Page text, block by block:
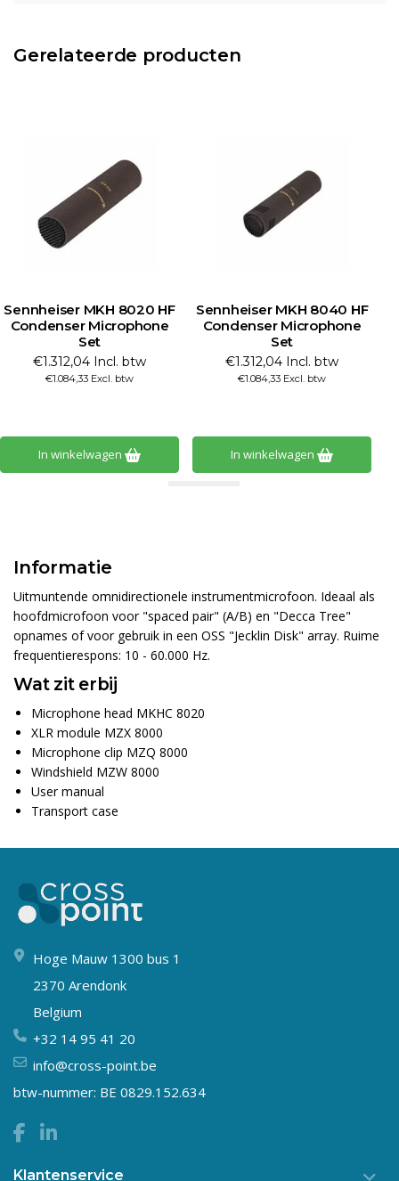
Gerelateerde producten
Sennheiser MKH 8020 HF
Condenser Microphone
Set
€1.312,04 Incl. btw
€1.084,33 Excl. btw
In winkelwagen
Sennheiser MKH 8040 HF
Condenser Microphone
Set
€1.312,04 Incl. btw
€1.084,33 Excl. btw
In winkelwagen
Informatie
Uitmuntende omnidirectionele instrumentmicrofoon. Ideaal als
hoofdmicrofoon voor "spaced pair" (A/B) en "Decca Tree"
opnames of voor gebruik in een OSS "Jecklin Disk" array. Ruime
frequentierespons: 10 - 60.000 Hz.
Wat zit erbij
Microphone head MKHC 8020
XLR module MZX 8000
Microphone clip MZQ 8000
Windshield MZW 8000
User manual
Transport case
Hoge Mauw 1300 bus 1
2370 Arendonk
Belgium
+32 14 95 41 20
info@cross-point.be
btw-nummer: BE 0829.152.634
Klantenservice